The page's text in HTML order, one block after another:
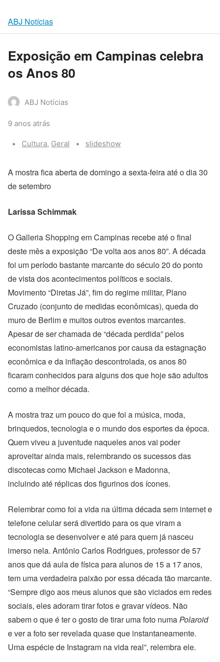
ABJ Notícias
Exposição em Campinas celebra
os Anos 80
ABJ Notícias
9 anos atrás
Categories:
Cultura, Geral Tags:
slideshow
A mostra fica aberta de domingo a sexta-feira até o dia 30
de setembro
Larissa Schimmak
O Galleria Shopping em Campinas recebe até o final
deste mês a exposição “De volta aos anos 80”. A década
foi um período bastante marcante do século 20 do ponto
de vista dos acontecimentos políticos e sociais.
Movimento “Diretas Já”, fim do regime militar, Plano
Cruzado (conjunto de medidas econômicas), queda do
muro de Berlim e muitos outros eventos marcantes.
Apesar de ser chamada de “década perdida” pelos
economistas latino-americanos por causa da estagnação
econômica e da inflação descontrolada, os anos 80
ficaram conhecidos para alguns dos que hoje são adultos
como a melhor década.
A mostra traz um pouco do que foi a música, moda,
brinquedos, tecnologia e o mundo dos esportes da época.
Quem viveu a juventude naqueles anos vai poder
aproveitar ainda mais, relembrando os sucessos das
discotecas como Michael Jackson e Madonna,
incluindo até réplicas dos figurinos dos ícones.
Relembrar como foi a vida na última década sem internet e
telefone celular será divertido para os que viram a
tecnologia se desenvolver e até para quem já nasceu
imerso nela. Antônio Carlos Rodrigues, professor de 57
anos que dá aula de física para alunos de 15 a 17 anos,
tem uma verdadeira paixão por essa década tão marcante.
“Sempre digo aos meus alunos que são viciados em redes
sociais, eles adoram tirar fotos e gravar vídeos. Não
sabem o que é ter o gosto de tirar uma foto numaPolaroid
e ver a foto ser revelada quase que instantaneamente.
Uma espécie de Instagram na vida real”, relembra ele.